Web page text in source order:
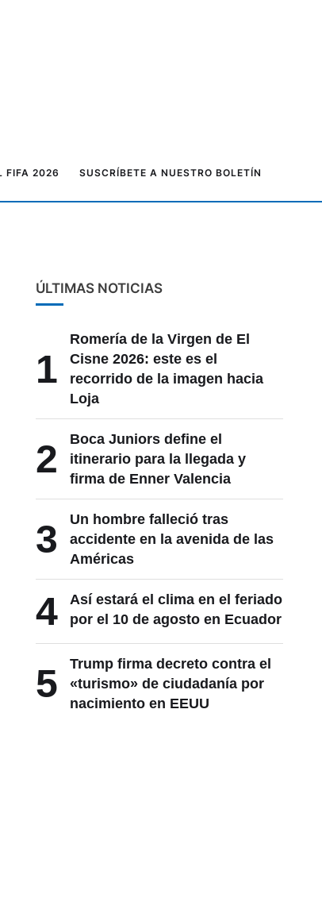
FIFA 2026 SUSCRÍBETE A NUESTRO BOLETÍN
ÚLTIMAS NOTICIAS
1
Romería de la Virgen de El
Cisne 2026: este es el
recorrido de la imagen hacia
Loja
2
Boca Juniors define el
itinerario para la llegada y
firma de Enner Valencia
3
Un hombre falleció tras
accidente en la avenida de las
Américas
4
Así estará el clima en el feriado
por el 10 de agosto en Ecuador
5
Trump firma decreto contra el
«turismo» de ciudadanía por
nacimiento en EEUU